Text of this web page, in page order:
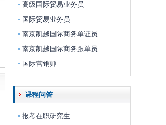
高级国际贸易业务员
国际贸易业务员
南京凯越国际商务单证员
南京凯越国际商务跟单员
国际营销师
课程问答
报考在职研究生